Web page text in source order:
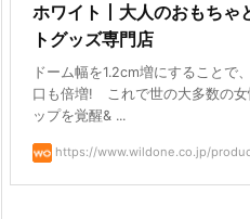
ホワイト丨大人のおもちゃ
トグッズ専門店
ドーム幅を1.2cm増にすることで
口も倍増! これで世の大多数の女
ップを覚醒& ...
https://www.wildone.co.jp/